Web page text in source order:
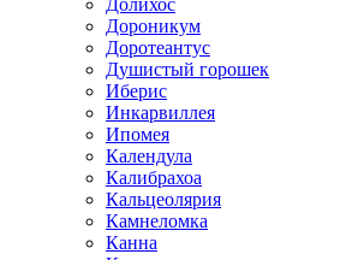
Долихос
Дороникум
Доротеантус
Душистый горошек
Иберис
Инкарвиллея
Ипомея
Календула
Калибрахоа
Кальцеолярия
Камнеломка
Канна